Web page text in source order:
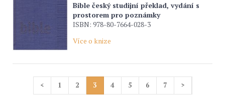
Bible český studijní překlad, vydání s
prostorem pro poznámky
ISBN: 978-80-7664-028-3
Více o knize
< 1 2 3 4 5 6 7 >